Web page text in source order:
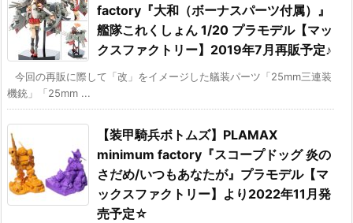
factory『大和（ボーナスパーツ付属）』
艦隊これくしょん 1/20 プラモデル【マッ
クスファクトリー】2019年7月再販予定♪
今回の再販に際して「改」をイメージした艤装パーツ「25mm三連装
機銃」「25mm ...
【装甲騎兵ボトムズ】PLAMAX
minimum factory『スコープドッグ 炎の
さだめ/いつもあなたが』プラモデル【マ
ックスファクトリー】より2022年11月発
売予定☆